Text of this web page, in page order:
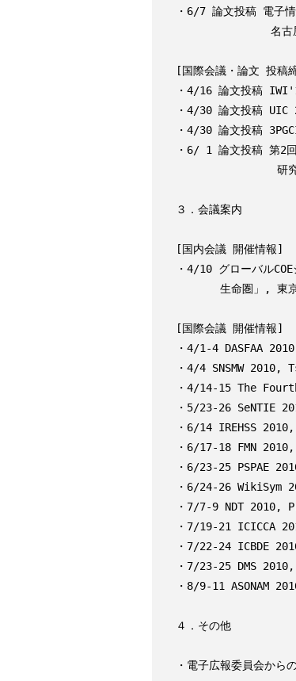
・6/7 論文投稿 電子
[国際会議・論文 投稿
・4/16 論文投稿
・4/30 論文投稿
・4/30 論文投稿
・6/ 1 論文投稿 第2回
３．会議案内
[国内会議 開催情報]
・4/10 グローバル
[国際会議 開催情報]
・4/1-4 DASFAA
・4/4 SNSMW 2010,
・4/14-15 The
・5/23-26 SeNTIE
・6/14 IREHSS
・6/17-18 FMN
・6/23-25 PSPAE
・6/24-26 WikiSym
・7/7-9 NDT 2010,
・7/19-21 ICICCA
・7/22-24 ICBDE
・7/23-25 DMS
・8/9-11 ASONAM
４．その他
・電子広報委員会から